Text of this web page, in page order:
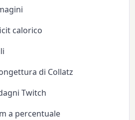
calorico
di Collatz
Twitch
a percentuale